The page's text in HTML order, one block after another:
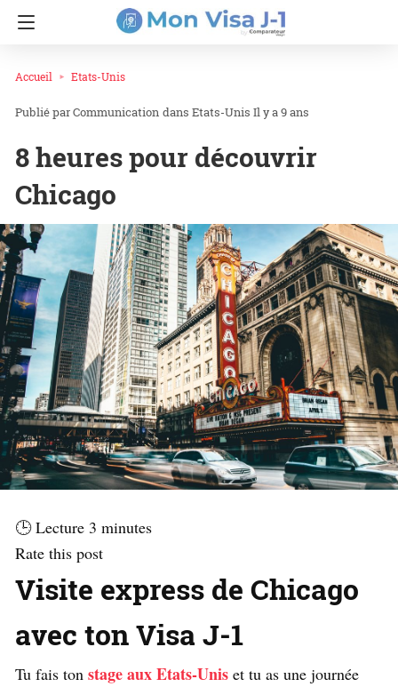
Accueil Etats-Unis
Communication dans Etats-Unis Il y a 9 ans
8 heures pour découvrir
Chicago
🕒 Lecture 3 minutes
Rate this post
Visite express de Chicago
avec ton Visa J-1
Tu fais ton stage aux Etats-Unis et tu as une journée